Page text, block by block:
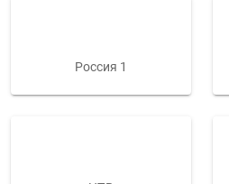
Россия 1